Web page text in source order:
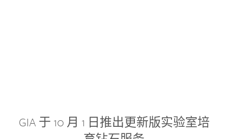
GIA 于 10 月 1 日推出更新版实验室培